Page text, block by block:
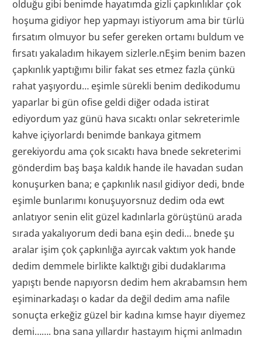
olduğu gibi benimde hayatımda gizli çapkınlıklar çok
hoşuma gidiyor hep yapmayı istiyorum ama bir türlü
fırsatım olmuyor bu sefer gereken ortamı buldum ve
fırsatı yakaladım hikayem sizlerle.nEşim benim bazen
çapkınlık yaptığımı bilir fakat ses etmez fazla çünkü
rahat yaşıyordu… eşimle sürekli benim dedikodumu
yaparlar bi gün ofise geldi diğer odada istirat
ediyordum yaz günü hava sıcaktı onlar sekreterimle
kahve içiyorlardı benimde bankaya gitmem
gerekiyordu ama çok sıcaktı hava bnede sekreterimi
gönderdim baş başa kaldık hande ile havadan sudan
konuşurken bana; e çapkınlık nasıl gidiyor dedi, bnde
eşimle bunlarımı konuşuyorsnuz dedim oda ewt
anlatıyor senin elit güzel kadınlarla görüştünü arada
sırada yakalıyorum dedi bana eşin dedi… bnede şu
aralar işim çok çapkınlığa ayırcak vaktım yok hande
dedim demmele birlikte kalktığı gibi dudaklarıma
yapıştı bende napıyorsn dedim hem akrabamsın hem
eşiminarkadaşı o kadar da değil dedim ama nafile
sonuçta erkeğiz güzel bir kadına kımse hayır diyemez
demi……. bna sana yıllardır hastayım hiçmi anlmadın